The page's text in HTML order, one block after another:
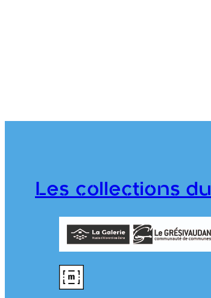
Les collections